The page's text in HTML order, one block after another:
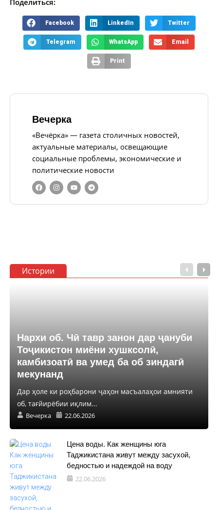
Facebook LinkedIn Twitter
Telegram WhatsApp Email
Print
Вечерка
«Вечёрка» — газета столичных новостей,
актуальные материалы, освещающие
социальные проблемы, экономические и
политические новости
Истории
Нархи об. Чӣ тавр занон дар ҷануби
Тоҷикистон миёни хушксолӣ,
камбизоатӣ ва умед ба об зиндагӣ
мекунанд
Дар ҳоле ки роҳбарони ҷаҳон масъалаҳои амнияти
об, тағйирёбии иқлим...
Вечерка 22.06.2026
Цена воды. Как женщины юга
Таджикистана живут между засухой,
бедностью и надеждой на воду
22.06.2026